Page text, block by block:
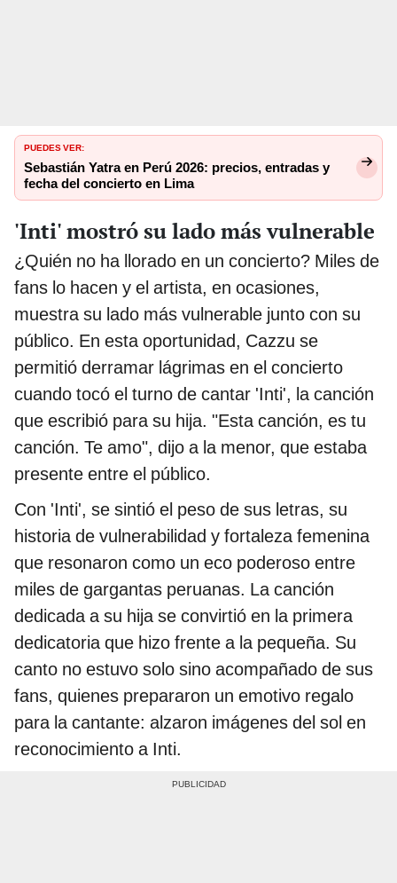
PUEDES VER:
Sebastián Yatra en Perú 2026: precios, entradas y
fecha del concierto en Lima
'Inti' mostró su lado más vulnerable
¿Quién no ha llorado en un concierto? Miles de
fans lo hacen y el artista, en ocasiones,
muestra su lado más vulnerable junto con su
público. En esta oportunidad, Cazzu se
permitió derramar lágrimas en el concierto
cuando tocó el turno de cantar 'Inti', la canción
que escribió para su hija. "Esta canción, es tu
canción. Te amo", dijo a la menor, que estaba
presente entre el público.
Con 'Inti', se sintió el peso de sus letras, su
historia de vulnerabilidad y fortaleza femenina
que resonaron como un eco poderoso entre
miles de gargantas peruanas. La canción
dedicada a su hija se convirtió en la primera
dedicatoria que hizo frente a la pequeña. Su
canto no estuvo solo sino acompañado de sus
fans, quienes prepararon un emotivo regalo
para la cantante: alzaron imágenes del sol en
reconocimiento a Inti.